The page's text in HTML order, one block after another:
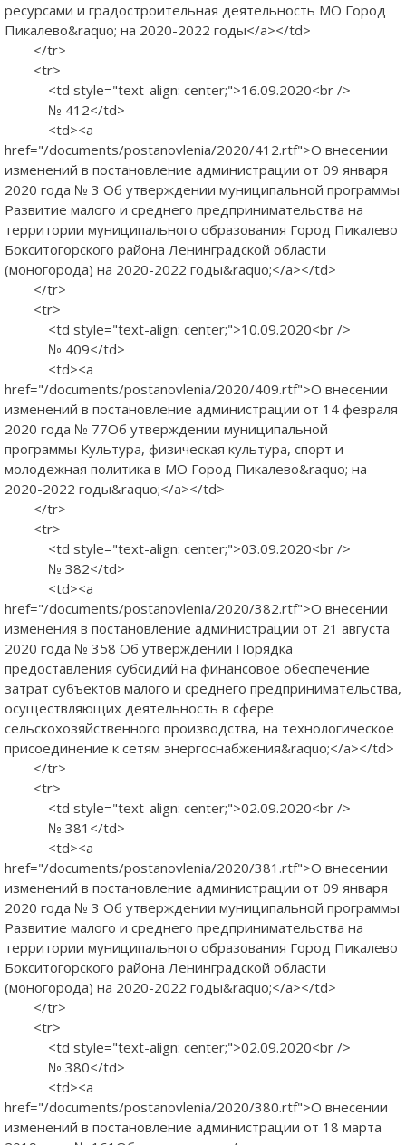
ресурсами и градостроительная деятельность МО Город
Пикалево&raquo; на 2020-2022 годы</a></td>
</tr>
<tr>
<td style="text-align: center;">16.09.2020<br />
№ 412</td>
<td><a
href="/documents/postanovlenia/2020/412.rtf">О внесении
изменений в постановление администрации от 09 января
2020 года № 3 Об утверждении муниципальной программы
Развитие малого и среднего предпринимательства на
территории муниципального образования Город Пикалево
Бокситогорского района Ленинградской области
(моногорода) на 2020-2022 годы&raquo;</a></td>
</tr>
<tr>
<td style="text-align: center;">10.09.2020<br />
№ 409</td>
<td><a
href="/documents/postanovlenia/2020/409.rtf">О внесении
изменений в постановление администрации от 14 февраля
2020 года № 77Об утверждении муниципальной
программы Культура, физическая культура, спорт и
молодежная политика в МО Город Пикалево&raquo; на
2020-2022 годы&raquo;</a></td>
</tr>
<tr>
<td style="text-align: center;">03.09.2020<br />
№ 382</td>
<td><a
href="/documents/postanovlenia/2020/382.rtf">О внесении
изменения в постановление администрации от 21 августа
2020 года № 358 Об утверждении Порядка
предоставления субсидий на финансовое обеспечение
затрат субъектов малого и среднего предпринимательства,
осуществляющих деятельность в сфере
сельскохозяйственного производства, на технологическое
присоединение к сетям энергоснабжения&raquo;</a></td>
</tr>
<tr>
<td style="text-align: center;">02.09.2020<br />
№ 381</td>
<td><a
href="/documents/postanovlenia/2020/381.rtf">О внесении
изменений в постановление администрации от 09 января
2020 года № 3 Об утверждении муниципальной программы
Развитие малого и среднего предпринимательства на
территории муниципального образования Город Пикалево
Бокситогорского района Ленинградской области
(моногорода) на 2020-2022 годы&raquo;</a></td>
</tr>
<tr>
<td style="text-align: center;">02.09.2020<br />
№ 380</td>
<td><a
href="/documents/postanovlenia/2020/380.rtf">О внесении
изменений в постановление администрации от 18 марта